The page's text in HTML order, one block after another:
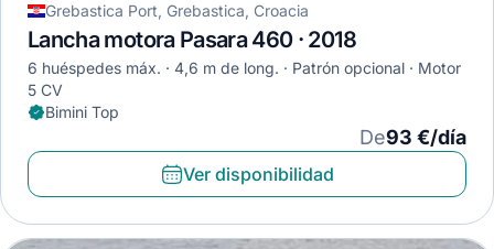
Grebastica Port, Grebastica, Croacia
Lancha motora Pasara 460 · 2018
6 huéspedes máx. 4,6 m de long. Patrón opcional
Motor
5 CV
Bimini Top
De93 €/día
Ver disponibilidad